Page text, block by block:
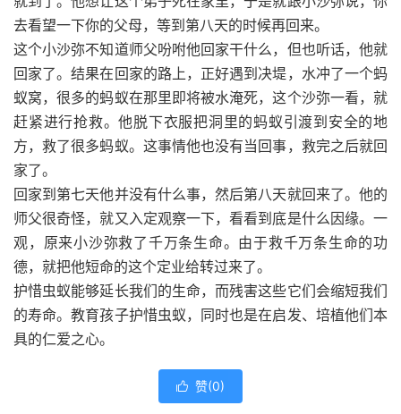
去看望一下你的父母，等到第八天的时候再回来。
这个小沙弥不知道师父吩咐他回家干什么，但也听话，他就
回家了。结果在回家的路上，正好遇到决堤，水冲了一个蚂
蚁窝，很多的蚂蚁在那里即将被水淹死，这个沙弥一看，就
赶紧进行抢救。他脱下衣服把洞里的蚂蚁引渡到安全的地
方，救了很多蚂蚁。这事情他也没有当回事，救完之后就回
家了。
回家到第七天他并没有什么事，然后第八天就回来了。他的
师父很奇怪，就又入定观察一下，看看到底是什么因缘。一
观，原来小沙弥救了千万条生命。由于救千万条生命的功
德，就把他短命的这个定业给转过来了。
护惜虫蚁能够延长我们的生命，而残害这些它们会缩短我们
的寿命。教育孩子护惜虫蚁，同时也是在启发、培植他们本
具的仁爱之心。
 赞(0)